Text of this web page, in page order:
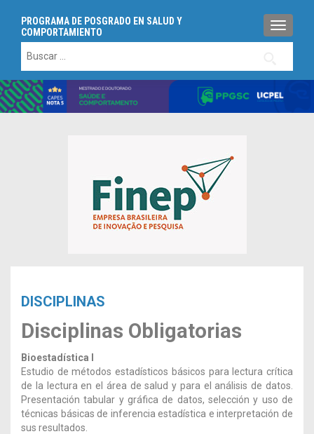
PROGRAMA DE POSGRADO EN SALUD Y
COMPORTAMIENTO
DISCIPLINAS
Disciplinas Obligatorias
Bioestadística I
Estudio de métodos estadísticos básicos para lectura crítica
de la lectura en el área de salud y para el análisis de datos.
Presentación tabular y gráfica de datos, selección y uso de
técnicas básicas de inferencia estadística e interpretación de
sus resultados.